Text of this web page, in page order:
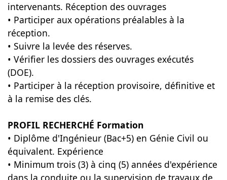
intervenants. Réception des ouvrages
• Participer aux opérations préalables à la
réception.
• Suivre la levée des réserves.
• Vérifier les dossiers des ouvrages exécutés
(DOE).
• Participer à la réception provisoire, définitive et
à la remise des clés.
PROFIL RECHERCHÉ Formation
• Diplôme d'Ingénieur (Bac+5) en Génie Civil ou
équivalent. Expérience
• Minimum trois (3) à cinq (5) années d'expérience
dans la conduite ou la supervision de travaux de